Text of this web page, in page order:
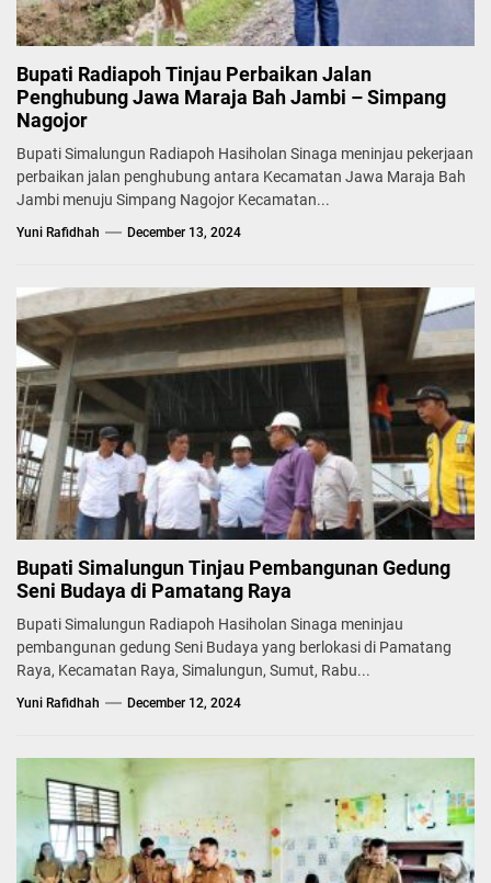
Bupati Radiapoh Tinjau Perbaikan Jalan
Penghubung Jawa Maraja Bah Jambi – Simpang
Nagojor
Bupati Simalungun Radiapoh Hasiholan Sinaga meninjau pekerjaan
perbaikan jalan penghubung antara Kecamatan Jawa Maraja Bah
Jambi menuju Simpang Nagojor Kecamatan...
Yuni Rafidhah December 13, 2024
Bupati Simalungun Tinjau Pembangunan Gedung
Seni Budaya di Pamatang Raya
Bupati Simalungun Radiapoh Hasiholan Sinaga meninjau
pembangunan gedung Seni Budaya yang berlokasi di Pamatang
Raya, Kecamatan Raya, Simalungun, Sumut, Rabu...
Yuni Rafidhah December 12, 2024